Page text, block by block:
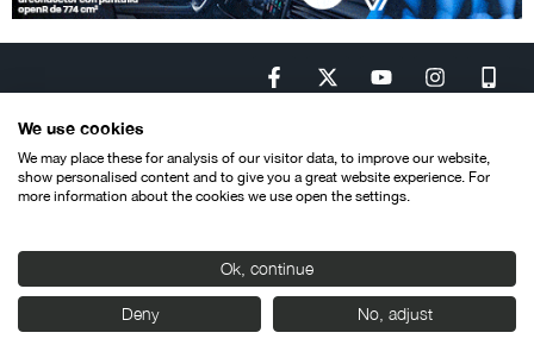
ContactoAviso legalPolítica de privacidad Política de cookies
We use cookies
We may place these for analysis of our visitor data, to improve our website,
show personalised content and to give you a great website experience. For
more information about the cookies we use open the settings.
Ok, continue
Deny No, adjust